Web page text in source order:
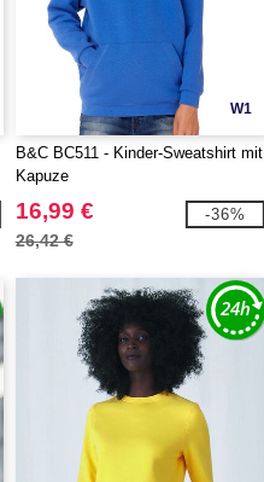
W1
B&C BC511 - Kinder-Sweatshirt mit
Kapuze
16,99 €
26,42 €
-36%